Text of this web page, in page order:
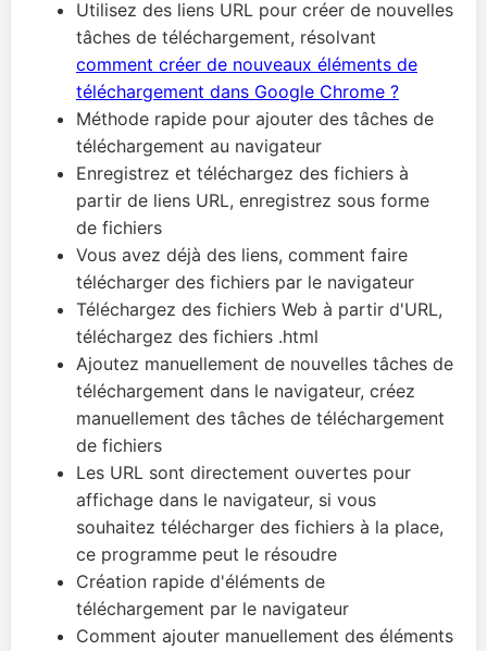
Utilisez des liens URL pour créer de nouvelles
tâches de téléchargement, résolvant
comment créer de nouveaux éléments de
téléchargement dans Google Chrome ?
Méthode rapide pour ajouter des tâches de
téléchargement au navigateur
Enregistrez et téléchargez des fichiers à
partir de liens URL, enregistrez sous forme
de fichiers
Vous avez déjà des liens, comment faire
télécharger des fichiers par le navigateur
Téléchargez des fichiers Web à partir d'URL,
téléchargez des fichiers .html
Ajoutez manuellement de nouvelles tâches de
téléchargement dans le navigateur, créez
manuellement des tâches de téléchargement
de fichiers
Les URL sont directement ouvertes pour
affichage dans le navigateur, si vous
souhaitez télécharger des fichiers à la place,
ce programme peut le résoudre
Création rapide d'éléments de
téléchargement par le navigateur
Comment ajouter manuellement des éléments